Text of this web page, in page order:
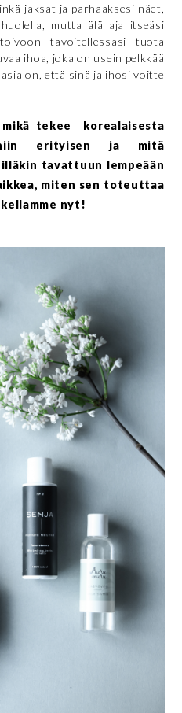
jaksat ja parhaaksesi näet,
mutta älä aja itseäsi
tavoitellessasi tuota
ihoa, joka on usein pelkkää
on, että sinä ja ihosi voitte
tekee korealaisesta
niin erityisen ja mitä
tavattuun lempeään
miten sen toteuttaa
nyt!